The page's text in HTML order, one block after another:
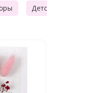
Детские подарки